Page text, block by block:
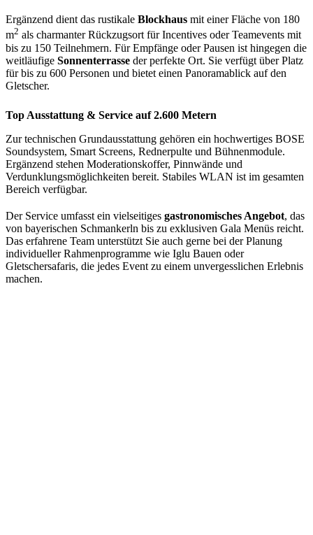
Ergänzend dient das rustikale Blockhaus mit einer Fläche von 180
m2 als charmanter Rückzugsort für Incentives oder Teamevents mit
bis zu 150 Teilnehmern. Für Empfänge oder Pausen ist hingegen die
weitläufige Sonnenterrasse der perfekte Ort. Sie verfügt über Platz
für bis zu 600 Personen und bietet einen Panoramablick auf den
Gletscher.
Top Ausstattung & Service auf 2.600 Metern
Zur technischen Grundausstattung gehören ein hochwertiges BOSE
Soundsystem, Smart Screens, Rednerpulte und Bühnenmodule.
Ergänzend stehen Moderationskoffer, Pinnwände und
Verdunklungsmöglichkeiten bereit. Stabiles WLAN ist im gesamten
Bereich verfügbar.
Der Service umfasst ein vielseitiges gastronomisches Angebot, das
von bayerischen Schmankerln bis zu exklusiven Gala Menüs reicht.
Das erfahrene Team unterstützt Sie auch gerne bei der Planung
individueller Rahmenprogramme wie Iglu Bauen oder
Gletschersafaris, die jedes Event zu einem unvergesslichen Erlebnis
machen.